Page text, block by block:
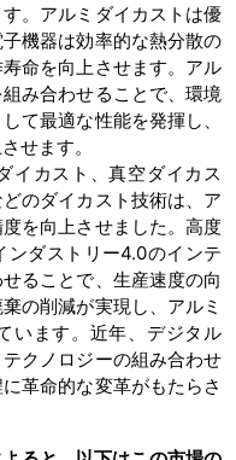
。アルミダイカストは優
機器は効率的な熱分散の
命を向上させます。アル
み合わせることで、環境
て最適な性能を発揮し、
せます。
イカスト、真空ダイカス
のダイカスト技術は、ア
を向上させました。高度
ンダストリー4.0のインテ
ることで、生産速度の向
の削減が実現し、アルミ
います。近年、デジタル
クノロジーの組み合わせ
革命的な変革がもたらさ